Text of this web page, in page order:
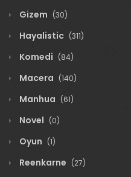
Gizem (30)
Hayalistic (311)
Komedi (84)
Macera (140)
Manhua (61)
Novel (0)
Oyun (1)
Reenkarne (27)